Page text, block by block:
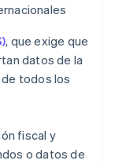
, que exige que
datos de la
todos los
fiscal y
o datos de